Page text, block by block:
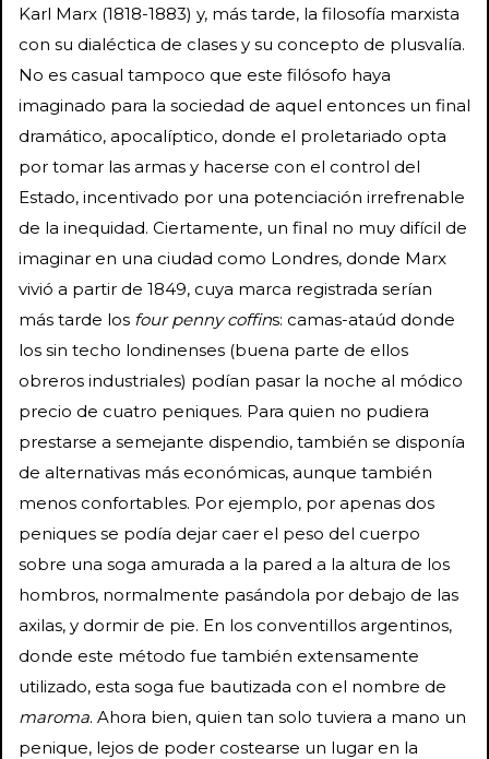
Karl Marx (1818-1883) y, más tarde, la filosofía marxista
con su dialéctica de clases y su concepto de plusvalía.
No es casual tampoco que este filósofo haya
imaginado para la sociedad de aquel entonces un final
dramático, apocalíptico, donde el proletariado opta
por tomar las armas y hacerse con el control del
Estado, incentivado por una potenciación irrefrenable
de la inequidad. Ciertamente, un final no muy difícil de
imaginar en una ciudad como Londres, donde Marx
vivió a partir de 1849, cuya marca registrada serían
más tarde los four penny coffins: camas-ataúd donde
los sin techo londinenses (buena parte de ellos
obreros industriales) podían pasar la noche al módico
precio de cuatro peniques. Para quien no pudiera
prestarse a semejante dispendio, también se disponía
de alternativas más económicas, aunque también
menos confortables. Por ejemplo, por apenas dos
peniques se podía dejar caer el peso del cuerpo
sobre una soga amurada a la pared a la altura de los
hombros, normalmente pasándola por debajo de las
axilas, y dormir de pie. En los conventillos argentinos,
donde este método fue también extensamente
utilizado, esta soga fue bautizada con el nombre de
maroma. Ahora bien, quien tan solo tuviera a mano un
penique, lejos de poder costearse un lugar en la